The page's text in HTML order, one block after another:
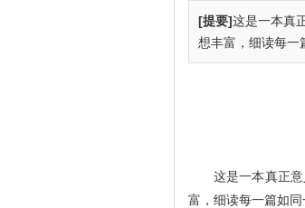
[提要]这是一本真
想丰富，细读每一
这是一本真正
富，细读每一篇如